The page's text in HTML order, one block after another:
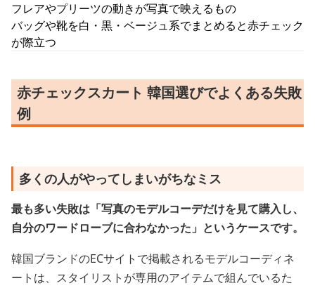
フレアやプリーツの動きが写真で映えるもの
バッグや靴を白・黒・ベージュ系でまとめると赤チェック
が際立つ
赤チェックスカート 韓国選びでよくある失敗
例
多くの人がやってしまいがちなミス
最も多い失敗は「写真のモデルコーデだけを見て購入し、
自分のワードローブに合わなかった」というケースです。
韓国ブランドのECサイトで掲載されるモデルコーディネ
ートは、スタイリストが専用のアイテムで組んでいるた